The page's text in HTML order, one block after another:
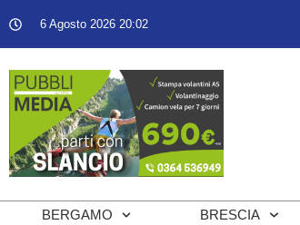
6 Agosto 2026 20:02
BERGAMO BRESCIA